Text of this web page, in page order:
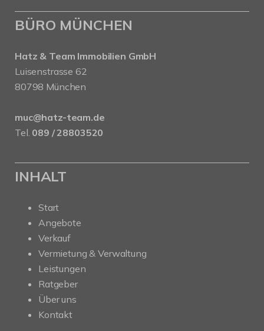
BÜRO MÜNCHEN
Hatz & Team Immobilien GmbH
Luisenstrasse 62
80798 München
muc@hatz-team.de
Tel. 089 / 28803520
INHALT
Start
Angebote
Verkauf
Vermietung & Verwaltung
Leistungen
Ratgeber
Über uns
Kontakt